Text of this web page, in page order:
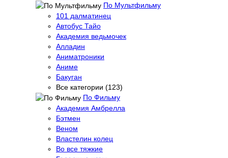
По Мультфильму
101 далматинец
Автобус Тайо
Академия ведьмочек
Алладин
Аниматроники
Аниме
Бакуган
Все категории (123)
По Фильму
Академия Амбрелла
Бэтмен
Веном
Властелин колец
Во все тяжкие